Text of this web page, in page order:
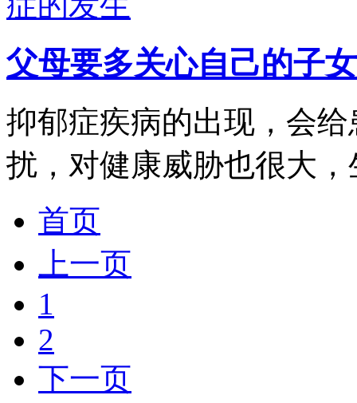
父母要多关心自己的子
抑郁症疾病的出现，会
扰，对健康威胁也很大
首页
上一页
1
2
下一页